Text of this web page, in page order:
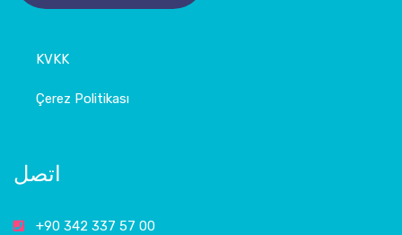
KVKK
Çerez Politikası
اتصل
+90 342 337 57 00